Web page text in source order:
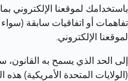
باستخدامك لموقعنا
تفاهمات أو اتفاقيات سابقة
لموقعنا الإلكتروني.
إلى الحد الذي يسمح به القانون،
(الولايات المتحدة الأمريكية)